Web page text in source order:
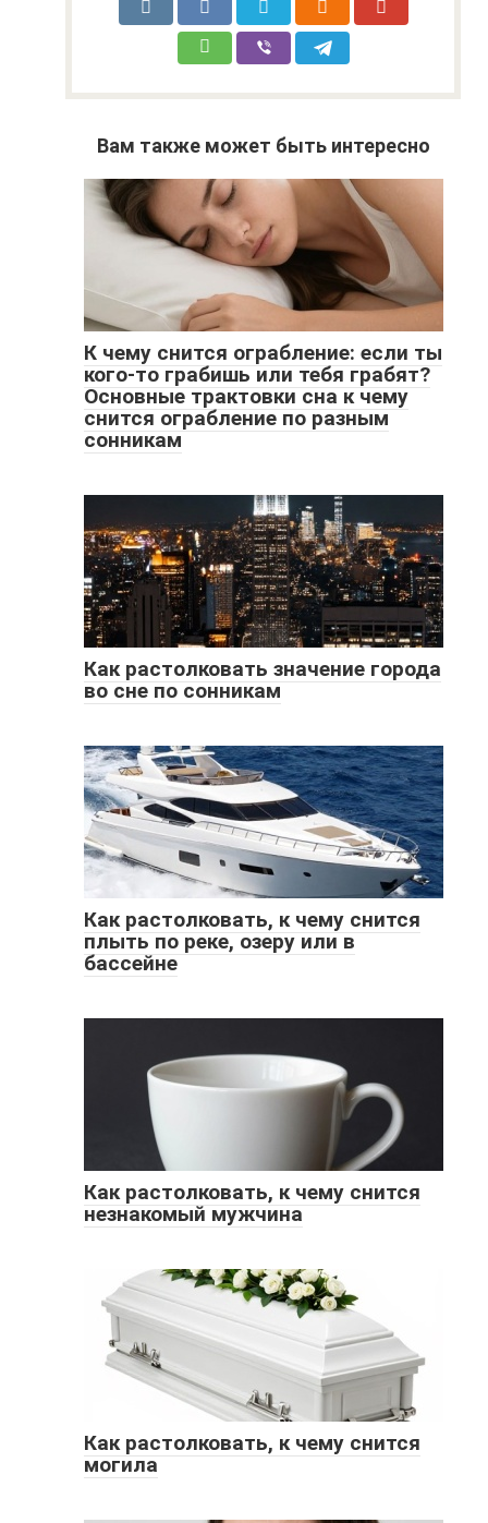
Вам также может быть интересно
К чему снится ограбление: если ты
кого-то грабишь или тебя грабят?
Основные трактовки сна к чему
снится ограбление по разным
сонникам
Как растолковать значение города
во сне по сонникам
Как растолковать, к чему снится
плыть по реке, озеру или в
бассейне
Как растолковать, к чему снится
незнакомый мужчина
Как растолковать, к чему снится
могила